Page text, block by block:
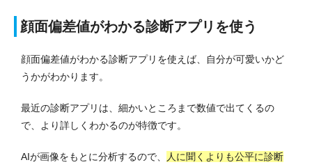
顔面偏差値がわかる診断アプリを使う
顔面偏差値がわかる診断アプリを使えば、自分が可愛いかど
うかがわかります。
最近の診断アプリは、細かいところまで数値で出てくるの
で、より詳しくわかるのが特徴です。
AIが画像をもとに分析するので、
人に聞くよりも公平に診断